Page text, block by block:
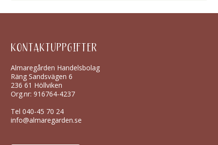
KONTAKTUPPGIFTER
Almaregården Handelsbolag
Räng Sandsvägen 6
236 61 Höllviken
Org.nr: 916764-4237
Tel040-45 70 24
info@almaregarden.se